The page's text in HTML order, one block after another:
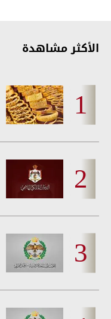
الأكثر مشاهدة